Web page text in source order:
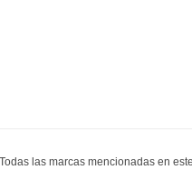
las marcas mencionadas en